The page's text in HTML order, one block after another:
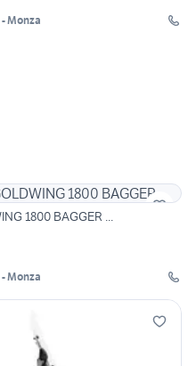
Monza
1800 BAGGER ...
Monza